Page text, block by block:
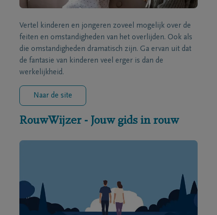
Vertel kinderen en jongeren zoveel mogelijk over de
feiten en omstandigheden van het overlijden. Ook als
die omstandigheden dramatisch zijn. Ga ervan uit dat
de fantasie van kinderen veel erger is dan de
werkelijkheid.
Naar de site
RouwWijzer - Jouw gids in rouw